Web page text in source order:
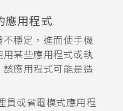
應用程式
穩定，進而使手機
某些應用程式或執
應用程式可能是造
員或省電模式應用程